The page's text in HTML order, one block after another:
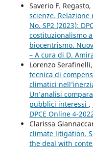
Saverio F. Regasto,
scienze. Relazione
No. SP2 (2023):
costituzionalismo
biocentrismo.
– A cura di D.
Lorenzo Serafinelli,
tecnica di
climatici
Un’analisi
pubblici interessi ,
DPCE Online 4-
Clarissa
climate litigation.
the deal with